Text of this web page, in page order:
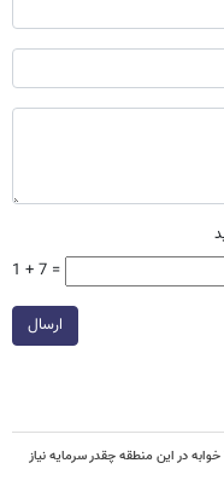
1 + 7 =
ارسال
لیست قیمت خرید مسکن در نازی‌آباد/ خرید آپارتمان ۲ خوابه در این منطقه چقدر سرمایه نیاز